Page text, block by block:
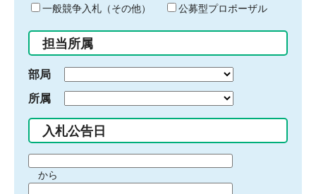
ド
入
力
一般競争入札（その他）
公募型プロポーザル
担当所属
部局
所属
入札公告日
間から